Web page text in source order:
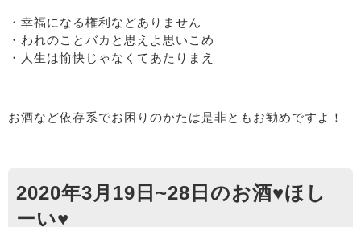
・幸福になる権利などありません
・われのことバカと思えよ思いこめ
・人生は愉快じゃなくてあたりまえ
お酒など依存系でお困りのかたは是非ともお勧めですよ！
2020年3月19日~28日のお酒♥ほし
ーい♥